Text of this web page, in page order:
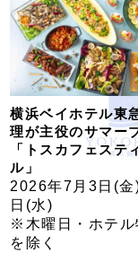
横浜ベイホテル
理が主役のサマー
「トスカフェステ
ル」
2026年7月3日(金
日(水)
※木曜日・ホテル
を除く